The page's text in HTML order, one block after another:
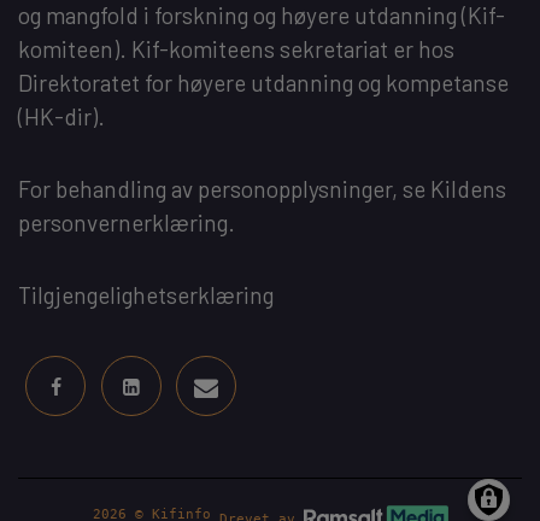
og mangfold i forskning og høyere utdanning(Kif-
komiteen). Kif-komiteens sekretariat er hos
Direktoratet for høyere utdanning og kompetanse
(HK-dir).
For behandling av personopplysninger, se Kildens
personvernerklæring.
Tilgjengelighetserklæring
2026 © Kifinfo